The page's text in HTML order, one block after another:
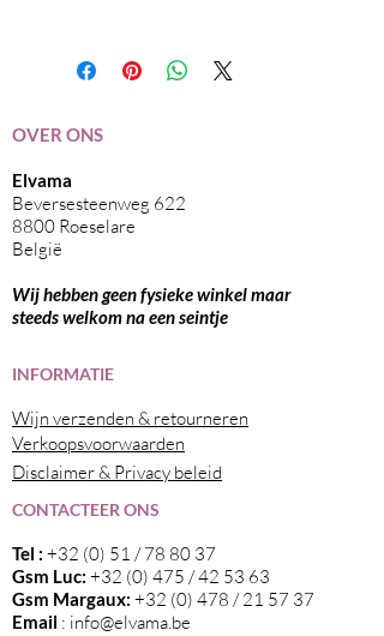
OVER ONS
Elvama
Beversesteenweg 622
8800 Roeselare
België
Wij hebben geen fysieke winkel maar
steeds welkom na een seintje
INFORMATIE
Wijn verzenden & retourneren
Verkoopsvoorwaarden
Disclaimer & Privacy beleid
CONTACTEER ONS
Tel : +32 (0) 51 / 78 80 37
Gsm Luc: +32 (0) 475 / 42 53 63
Gsm Margaux: +32 (0) 478 / 21 57 37
Email : info@elvama.be